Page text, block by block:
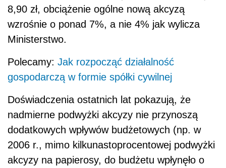
8,90 zł, obciążenie ogólne nową akcyzą
wzrośnie o ponad 7%, a nie 4% jak wylicza
Ministerstwo.
Polecamy: Jak rozpocząć działalność
gospodarczą w formie spółki cywilnej
Doświadczenia ostatnich lat pokazują, że
nadmierne podwyżki akcyzy nie przynoszą
dodatkowych wpływów budżetowych (np. w
2006 r., mimo kilkunastoprocentowej podwyżki
akcyzy na papierosy, do budżetu wpłynęło o